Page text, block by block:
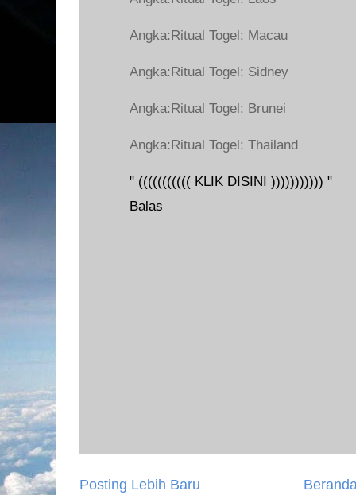
Angka:Ritual Togel: Macau
Angka:Ritual Togel: Sidney
Angka:Ritual Togel: Brunei
Angka:Ritual Togel: Thailand
" ((((((((((( KLIK DISINI ))))))))))) "
Balas
Posting Lebih Baru